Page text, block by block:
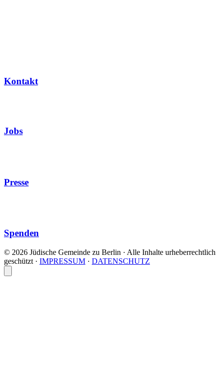
Kontakt
Jobs
Presse
Spenden
© 2026 Jüdische Gemeinde zu Berlin · Alle Inhalte urheberrechtlich
geschützt · IMPRESSUM · DATENSCHUTZ